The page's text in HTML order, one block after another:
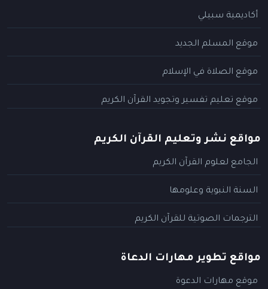
أكاديمية سبيلي
موقع المسلم الجديد
موقع الصلاة في الإسلام
موقع تعليم تفسير وتجويد القرآن الكريم
مواقع نشر وتعليم القرآن الكريم
الجامع لعلوم القرآن الكريم
السنة النبوية وعلومها
الترجمات الصوتية للقرآن الكريم
مواقع تطوير مهارات الدعاة
موقع مهارات الدعوة